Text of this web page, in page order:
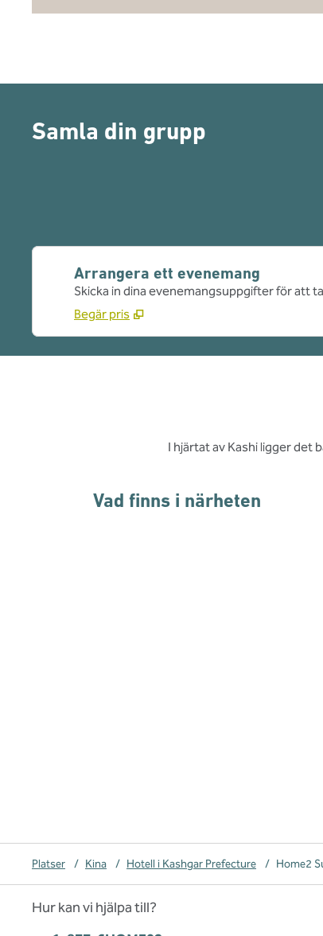
Samla din grupp
Arrangera ett evenemang
Skicka in dina evenemangsuppgifter för att
Begär pris
I hjärtat av Kashi ligger det
Vad finns i närheten
Platser / Kina / Hotell i Kashgar Prefecture / Home2
Hur kan vi hjälpa till?